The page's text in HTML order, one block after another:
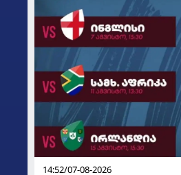
14:52/07-08-2026